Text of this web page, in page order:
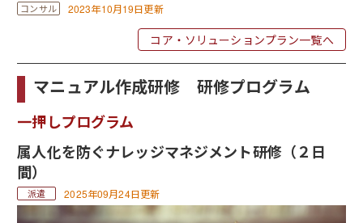
2023年10月19日更新
コア・ソリューションプラン一覧へ
マニュアル作成研修 研修プログラム
一押しプログラム
属人化を防ぐナレッジマネジメント研修（２日
間）
2025年09月24日更新